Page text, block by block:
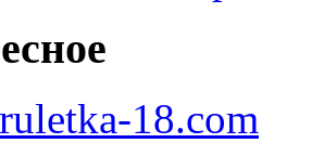
18.com